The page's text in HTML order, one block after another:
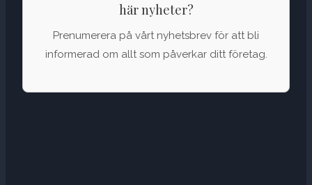
här nyheter?
Prenumerera på vårt nyhetsbrev för att bli
informerad om allt som påverkar ditt företag.